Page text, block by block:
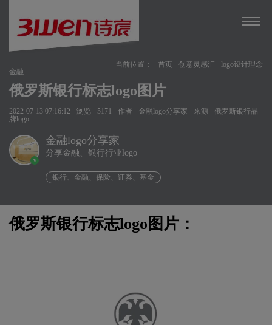
当前位置： 首页 创意灵感汇
logo设计理念
金融
俄罗斯银行标志logo图片
2022-07-13 07:16:12 浏览 5171 作者 金融logo分享家 来源
俄罗斯银行品
牌logo
v
金融logo分享家
分享金融、银行行业logo
银行、金融、保险、证券、基金
俄罗斯银行标志logo图片：